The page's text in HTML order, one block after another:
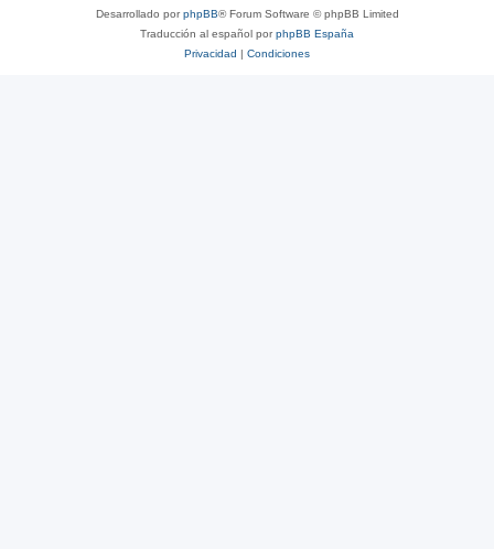
Desarrollado porphpBB® Forum Software © phpBB Limited
Traducción al español porphpBB España
Privacidad | Condiciones